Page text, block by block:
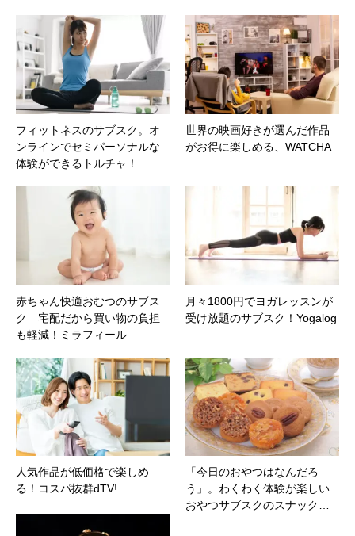
フィットネスのサブスク。オ
ンラインでセミパーソナルな
体験ができるトルチャ！
世界の映画好きが選んだ作品
がお得に楽しめる、WATCHA
赤ちゃん快適おむつのサブス
ク 宅配だから買い物の負担
も軽減！ミラフィール
月々1800円でヨガレッスンが
受け放題のサブスク！Yogalog
人気作品が低価格で楽しめ
る！コスパ抜群dTV!
「今日のおやつはなんだろ
う」。わくわく体験が楽しい
おやつサブスクのスナック…